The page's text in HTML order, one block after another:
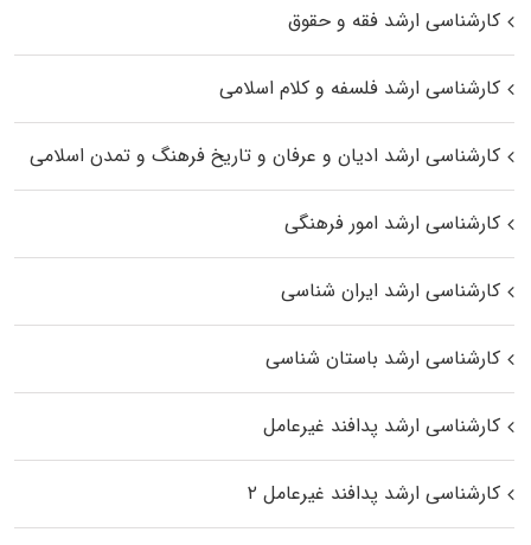
کارشناسی ارشد فقه و حقوق
کارشناسی ارشد فلسفه و کلام اسلامی
کارشناسی ارشد ادیان و عرفان و تاریخ فرهنگ و تمدن اسلامی
کارشناسی ارشد امور فرهنگی
کارشناسی ارشد ایران شناسی
کارشناسی ارشد باستان شناسی
کارشناسی ارشد پدافند غیرعامل
کارشناسی ارشد پدافند غیرعامل ۲